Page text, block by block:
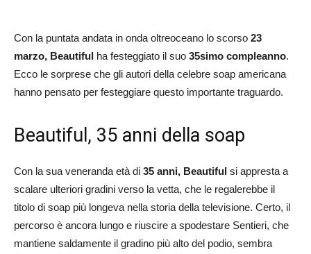
Con la puntata andata in onda oltreoceano lo scorso 23
marzo, Beautiful ha festeggiato il suo 35simo compleanno.
Ecco le sorprese che gli autori della celebre soap americana
hanno pensato per festeggiare questo importante traguardo.
Beautiful, 35 anni della soap
Con la sua veneranda età di 35 anni, Beautiful si appresta a
scalare ulteriori gradini verso la vetta, che le regalerebbe il
titolo di soap più longeva nella storia della televisione. Certo, il
percorso è ancora lungo e riuscire a spodestare Sentieri, che
mantiene saldamente il gradino più alto del podio, sembra